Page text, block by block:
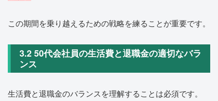
この期間を乗り越えるための戦略を練ることが重要です。
3.2 50代会社員の生活費と退職金の適切なバラ
ンス
生活費と退職金のバランスを理解することは必須です。